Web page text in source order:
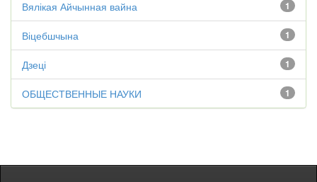
1
Вялікая Айчынная вайна
1
Віцебшчына
1
Дзеці
1
ОБЩЕСТВЕННЫЕ НАУКИ